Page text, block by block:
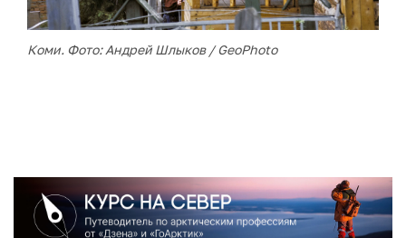
Коми. Фото: Андрей Шлыков / GeoPhoto